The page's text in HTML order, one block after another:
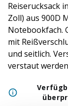
Reiserucksack
Zoll) aus 900D
Notebookfach.
mit
und seitlich.
verstaut